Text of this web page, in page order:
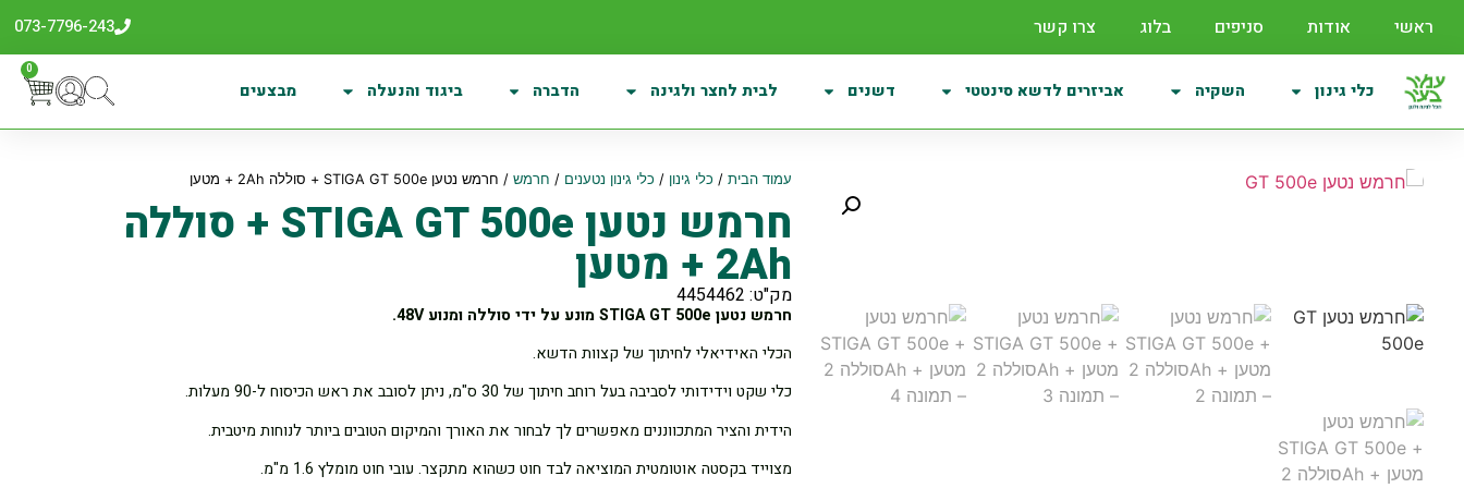
ראשי אודות סניפים בלוג צרו קשר 073-7796-243
כלי גינון השקיה אביזרים לדשא סינטטי דשנים לבית לחצר ולגינה הדברה ביגוד והנעלה מבצעים
0
עמוד הבית / כלי גינון / כלי גינון נטענים / חרמש / חרמש נטען STIGA GT 500e + סוללה 2Ah + מטען
חרמש נטען STIGA GT 500e + סוללה
2Ah + מטען
מק"ט: 4454462
חרמש נטען STIGA GT 500e מונע על ידי סוללה ומנוע 48V.
הכלי האידיאלי לחיתוך של קצוות הדשא.
כלי שקט וידידותי לסביבה בעל רוחב חיתוך של 30 ס"מ, ניתן לסובב את ראש הכיסוח ל-90 מעלות.
הידית והציר המתכווננים מאפשרים לך לבחור את האורך והמיקום הטובים ביותר לנוחות מיטבית.
מצוייד בקסטה אוטומטית המוציאה לבד חוט כשהוא מתקצר. עובי חוט מומלץ 1.6 מ"מ.